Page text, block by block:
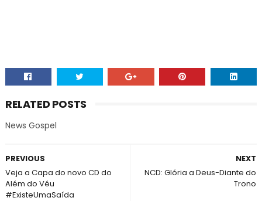
RELATED POSTS
News Gospel
NEXT
NCD: Glória a Deus-Diante do
Trono
PREVIOUS
Veja a Capa do novo CD do
Além do Véu
#ExisteUmaSaída